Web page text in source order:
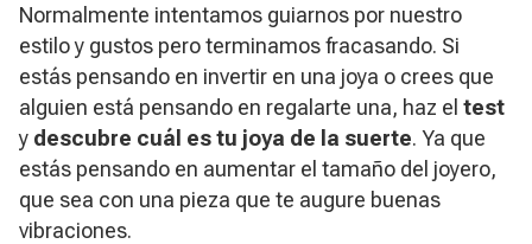
Normalmente intentamos guiarnos por nuestro
estilo y gustos pero terminamos fracasando. Si
estás pensando en invertir en una joya o crees que
alguien está pensando en regalarte una, haz el test
y descubre cuál es tu joya de la suerte. Ya que
estás pensando en aumentar el tamaño del joyero,
que sea con una pieza que te augure buenas
vibraciones.